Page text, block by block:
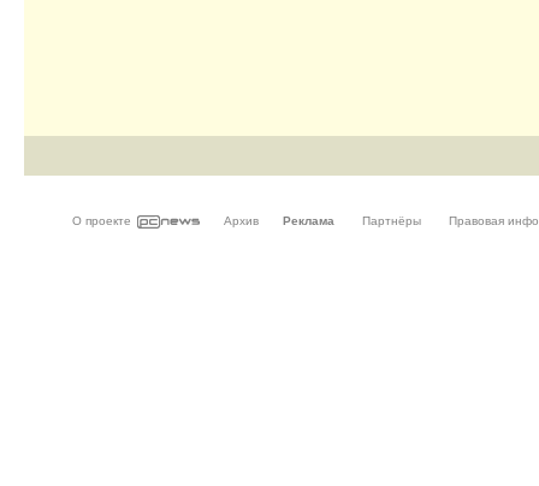
О проекте Архив Реклама Партнёры Правовая